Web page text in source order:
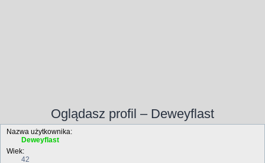
Oglądasz profil – Deweyflast
Nazwa użytkownika:
Deweyflast
Wiek:
42